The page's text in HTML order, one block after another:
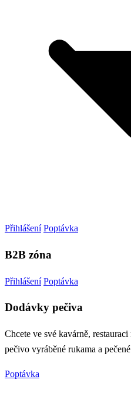
Přihlášení Poptávka
B2B zóna
Přihlášení Poptávka
Dodávky pečiva
Chcete ve své kavárně,
pečivo vyráběné rukama a
Poptávka